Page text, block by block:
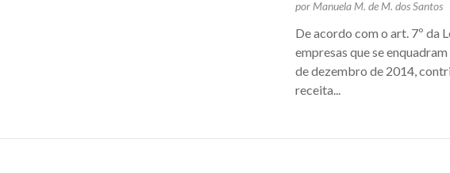
por Manuela M. de M. dos Santos
De acordo com o art. 7º da
empresas que se
de dezembro de 2014,
receita...